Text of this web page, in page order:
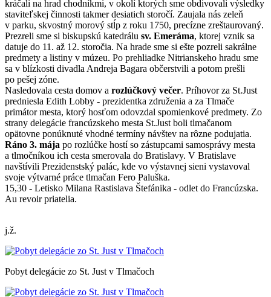
kráčali na hrad chodníkmi, v okolí ktorých sme obdivovali výsledky
staviteľskej činnosti takmer desiatich storočí. Zaujala nás zeleň
v parku, skvostný morový stĺp z roku 1750, precízne zreštaurovaný.
Prezreli sme si biskupskú katedrálu sv. Emeráma, ktorej vznik sa
datuje do 11. až 12. storočia. Na hrade sme si ešte pozreli sakrálne
predmety a listiny v múzeu. Po prehliadke Nitrianskeho hradu sme
sa v blízkosti divadla Andreja Bagara občerstvili a potom prešli
po pešej zóne.
Nasledovala cesta domov a rozlúčkový večer. Príhovor za St.Just
predniesla Edith Lobby - prezidentka združenia a za Tlmače
primátor mesta, ktorý hosťom odovzdal spomienkové predmety. Zo
strany delegácie francúzskeho mesta St.Just boli tlmačanom
opätovne ponúknuté vhodné termíny návštev na rôzne podujatia.
Ráno 3. mája po rozlúčke hostí so zástupcami samosprávy mesta
a tlmočníkou ich cesta smerovala do Bratislavy. V Bratislave
navštívili Prezidenstský palác, kde vo výstavnej sieni vystavoval
svoje výtvarné práce tlmačan Fero Paluška.
15,30 - Letisko Milana Rastislava Štefánika - odlet do Francúzska.
Au revoir priatelia.
j.ž.
Pobyt delegácie zo St. Just v Tlmačoch